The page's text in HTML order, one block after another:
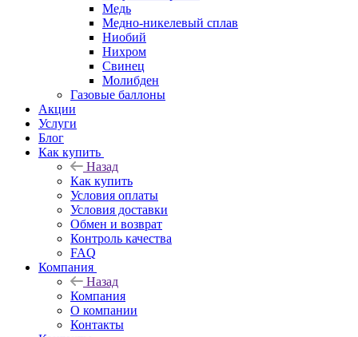
Медь
Медно-никелевый сплав
Ниобий
Нихром
Свинец
Молибден
Газовые баллоны
Акции
Услуги
Блог
Как купить
Назад
Как купить
Условия оплаты
Условия доставки
Обмен и возврат
Контроль качества
FAQ
Компания
Назад
Компания
О компании
Контакты